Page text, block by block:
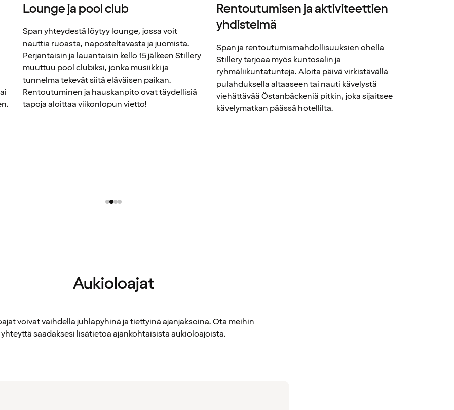
Lounge ja pool club
Span yhteydestä löytyy lounge, jossa voit
nauttia ruoasta, naposteltavasta ja juomista.
Perjantaisin ja lauantaisin kello 15 jälkeen Stillery
muuttuu pool clubiksi, jonka musiikki ja
tunnelma tekevät siitä eläväisen paikan.
Rentoutuminen ja hauskanpito ovat täydellisiä
tapoja aloittaa viikonlopun vietto!
Rentoutumisen ja aktiviteettien
yhdistelmä
Span ja rentoutumismahdollisuuksien ohella
Stillery tarjoaa myös kuntosalin ja
ryhmäliikuntatunteja. Aloita päivä virkistävällä
pulahduksella altaaseen tai nauti kävelystä
viehättävää Östanbäckeniä pitkin, joka sijaitsee
kävelymatkan päässä hotellilta.
Aukioloajat
voivat vaihdella juhlapyhinä ja tiettyinä ajanjaksoina. Ota meihin
yhteyttä saadaksesi lisätietoa ajankohtaisista aukioloajoista.